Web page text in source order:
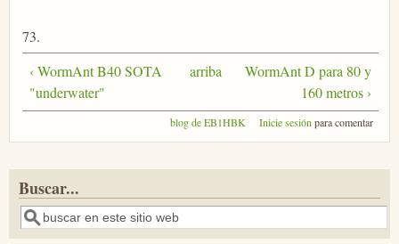
73.
‹ WormAnt B40 SOTA
"underwater"
arriba
WormAnt D para 80 y
160 metros ›
blog de EB1HBK Inicie sesión para comentar
Buscar...
Buscar